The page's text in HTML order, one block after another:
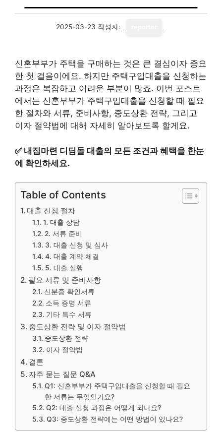
2025-03-23 작성자:
신혼부부가 주택을 구매하는 것은 큰 결심이자 중요
한 첫 걸음이에요. 하지만 주택구입대출을 신청하는
과정은 복잡하고 어려운 부분이 많죠. 이번 포스트
에서는 신혼부부가 주택구입대출을 신청할 때 필요
한 절차와 서류, 준비사항, 중도상환 전략, 그리고
이자 절약법에 대해 자세히 알아보도록 할게요.
✅ 내집마련 디딤돌 대출의 모든 조건과 혜택을 한눈
에 확인하세요.
Table of Contents
대출 신청 절차
1. 대출 상담
2. 서류 준비
3. 대출 신청 및 심사
4. 대출 계약 체결
5. 대출 실행
필요 서류 및 준비사항
신분증 확인서류
소득 증명 서류
기타 특수 서류
중도상환 전략 및 이자 절약법
중도상환 전략
이자 절약법
결론
자주 묻는 질문 Q&A
Q1: 신혼부부가 주택구입대출을 신청할 때 필요
한 서류는 무엇인가요?
Q2: 대출 신청 과정은 어떻게 되나요?
Q3: 중도상환 전략에는 어떤 방법이 있나요?